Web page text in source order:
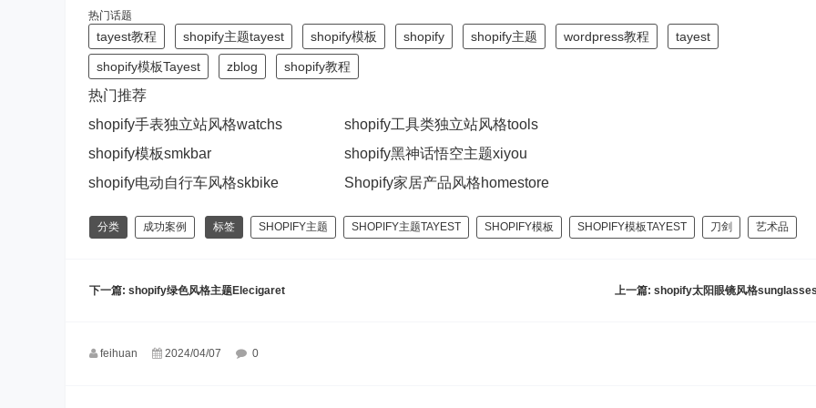
热门话题
tayest教程 shopify主题tayest shopify模板 shopify shopify主题 wordpress教程 tayest
shopify模板Tayest zblog shopify教程
热门推荐
shopify手表独立站风格watchs
shopify工具类独立站风格tools
shopify模板smkbar
shopify黑神话悟空主题xiyou
shopify电动自行车风格skbike
Shopify家居产品风格homestore
分类 成功案例 标签 SHOPIFY主题 SHOPIFY主题TAYEST SHOPIFY模板 SHOPIFY模板TAYEST 刀剑 艺术品
上一篇:shopify太阳眼镜风格
下一篇: shopify绿色风格主题Elecigaret
feihuan 2024/04/07 0